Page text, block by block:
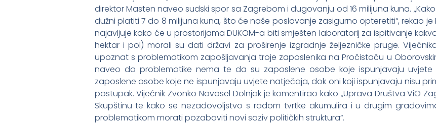
direktor Masten naveo sudski spor sa Zagrebom i dugovanju od 16 milijuna kuna.
dužni platiti 7 do 8 milijuna kuna, što će naše poslovanje zasigurno opteretiti“, rekao
najavljuje kako će u prostorijama DUKOM-a biti smješten laboratorij za ispitivanje
hektar i pol) morali su dati državi za proširenje izgradnje željezničke pruge.
upoznat s problematikom zapošljavanja troje zaposlenika na Pročistaču u
naveo da problematike nema te da su zaposlene osobe koje ispunjavaju
zaposlene osobe koje ne ispunjavaju uvjete natječaja, dok oni koji ispunjavaju nisu
postupak. Vijećnik Zvonko Novosel Dolnjak je komentirao kako „Uprava Društva ViO
Skupštinu te kako se nezadovoljstvo s radom tvrtke akumulira i u drugim
problematikom morati pozabaviti novi saziv političkih struktura“.